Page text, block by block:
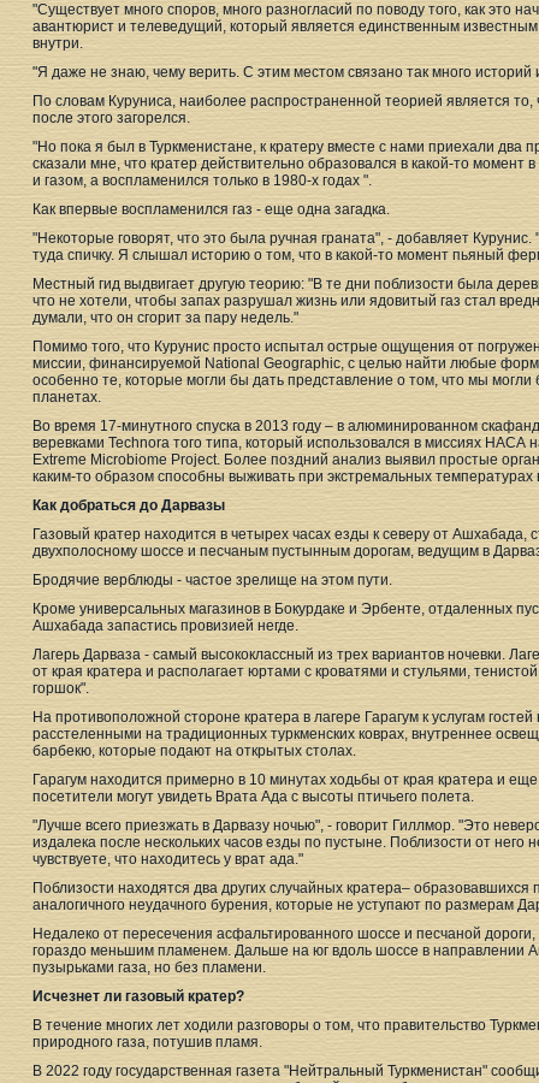
"Существует много споров, много разногласий по поводу того, как это
авантюрист и телеведущий, который является единственным
внутри.
"Я даже не знаю, чему верить. С этим местом связано так много
По словам Куруниса, наиболее распространенной теорией является то,
после этого загорелся.
"Но пока я был в Туркменистане, к кратеру вместе с нами приехали два
сказали мне, что кратер действительно образовался в какой-то момент
и газом, а воспламенился только в 1980-х годах ".
Как впервые воспламенился газ - еще одна загадка.
"Некоторые говорят, что это была ручная граната", - добавляет
туда спичку. Я слышал историю о том, что в какой-то момент пьяный
Местный гид выдвигает другую теорию: "В те дни поблизости была
что не хотели, чтобы запах разрушал жизнь или ядовитый газ стал
думали, что он сгорит за пару недель."
Помимо того, что Курунис просто испытал острые ощущения от
миссии, финансируемой National Geographic, с целью найти любые
особенно те, которые могли бы дать представление о том, что мы могли
планетах.
Во время 17-минутного спуска в 2013 году – в алюминированном
веревками Technora того типа, который использовался в миссиях
Extreme Microbiome Project. Более поздний анализ выявил простые
каким-то образом способны выживать при экстремальных температурах
Как добраться до Дарвазы
Газовый кратер находится в четырех часах езды к северу от
двухполосному шоссе и песчаным пустынным дорогам, ведущим в
Бродячие верблюды - частое зрелище на этом пути.
Кроме универсальных магазинов в Бокурдаке и Эрбенте, отдаленных
Ашхабада запастись провизией негде.
Лагерь Дарваза - самый высококлассный из трех вариантов ночевки.
от края кратера и располагает юртами с кроватями и стульями,
горшок".
На противоположной стороне кратера в лагере Гарагум к услугам
расстеленными на традиционных туркменских коврах, внутреннее
барбекю, которые подают на открытых столах.
Гарагум находится примерно в 10 минутах ходьбы от края кратера и
посетители могут увидеть Врата Ада с высоты птичьего полета.
"Лучше всего приезжать в Дарвазу ночью", - говорит Гиллмор. "Это
издалека после нескольких часов езды по пустыне. Поблизости от него
чувствуете, что находитесь у врат ада."
Поблизости находятся два других случайных кратера–
аналогичного неудачного бурения, которые не уступают по размерам
Недалеко от пересечения асфальтированного шоссе и песчаной
гораздо меньшим пламенем. Дальше на юг вдоль шоссе в направлении
пузырьками газа, но без пламени.
Исчезнет ли газовый кратер?
В течение многих лет ходили разговоры о том, что правительство
природного газа, потушив пламя.
В 2022 году государственная газета "Нейтральный Туркменистан"